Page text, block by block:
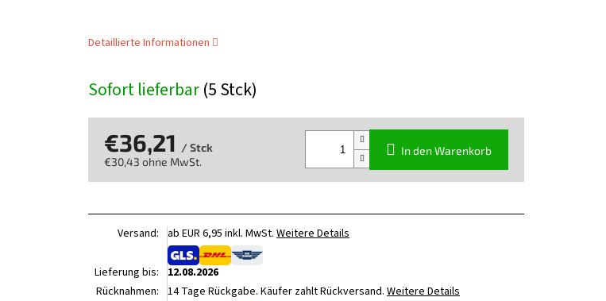
Sofort lieferbar(5 Stck)
Detaillierte Informationen
€36,21 / Stck
€30,43 ohne MwSt.
In den Warenkorb
Versand: ab EUR 6,95 inkl. MwSt. Weitere Details
Lieferung bis:
12.08.2026
Rücknahmen: 14 Tage Rückgabe. Käufer zahlt Rückversand. Weitere Details